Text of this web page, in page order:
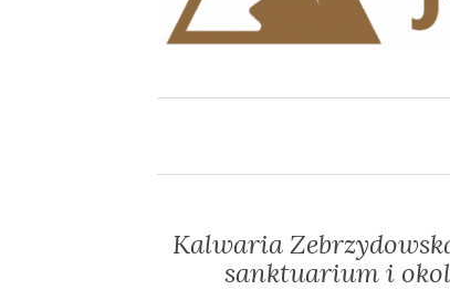
Kalwaria
sanktuarium i